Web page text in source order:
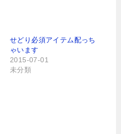
せどり必須アイテム配っち
ゃいます
2015-07-01
未分類